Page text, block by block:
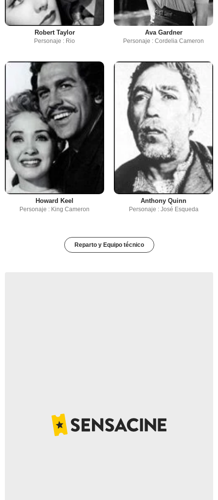
Robert Taylor
Personaje : Rio
Ava Gardner
Personaje : Cordelia Cameron
Howard Keel
Personaje : King Cameron
Anthony Quinn
Personaje : José Esqueda
Reparto y Equipo técnico